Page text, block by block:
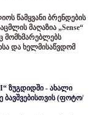
წამყვანი ბრენდების
მაღაზია „Sense“
მომხმარებლებს
და ხელმისაწვდომ
ზუგდიდში - ახალი
ბავშვებისთვის (ფოტო/